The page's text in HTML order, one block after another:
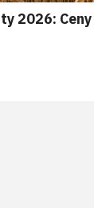
2026: Ceny